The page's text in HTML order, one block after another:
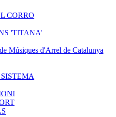
CORRO
'TITANA'
Músiques d'Arrel de Catalunya